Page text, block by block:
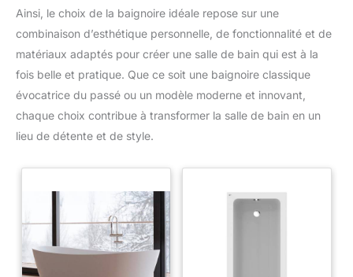
Ainsi, le choix de la baignoire idéale repose sur une
combinaison d’esthétique personnelle, de fonctionnalité et de
matériaux adaptés pour créer une salle de bain qui est à la
fois belle et pratique. Que ce soit une baignoire classique
évocatrice du passé ou un modèle moderne et innovant,
chaque choix contribue à transformer la salle de bain en un
lieu de détente et de style.